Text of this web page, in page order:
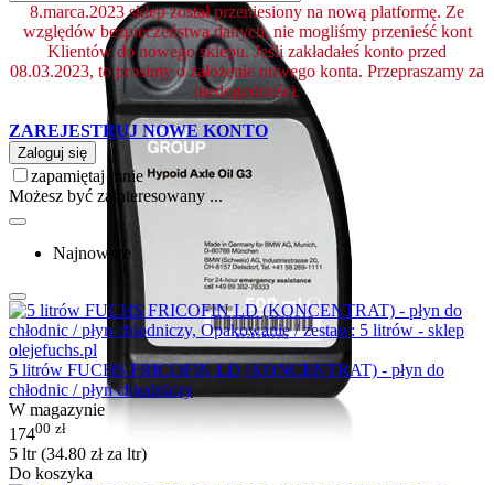
8.marca.2023 sklep został przeniesiony na nową platformę. Ze
względów bezpieczeństwa danych, nie mogliśmy przenieść kont
Klientów do nowego sklepu. Jeśli zakładałeś konto przed
08.03.2023, to prosimy o założenie nowego konta. Przepraszamy za
niedogodności.
ZAREJESTRUJ NOWE KONTO
Zaloguj się
zapamiętaj mnie
Możesz być zainteresowany ...
Najnowsze
5 litrów FUCHS FRICOFIN LD (KONCENTRAT) - płyn do
chłodnic / płyn chłodniczy
W magazynie
17400 zł
5 ltr (34.80 złza ltr)
Do koszyka